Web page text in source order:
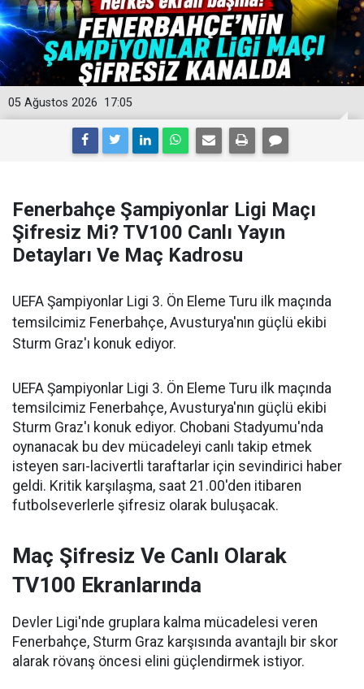
17:05
05 Ağustos 2026
Fenerbahçe Şampiyonlar Ligi Maçı
Şifresiz Mi? TV100 Canlı Yayın
Detayları Ve Maç Kadrosu
UEFA Şampiyonlar Ligi 3. Ön Eleme Turu ilk maçında
temsilcimiz Fenerbahçe, Avusturya'nın güçlü ekibi
Sturm Graz'ı konuk ediyor.
UEFA Şampiyonlar Ligi 3. Ön Eleme Turu ilk maçında
temsilcimiz Fenerbahçe, Avusturya'nın güçlü ekibi
Sturm Graz'ı konuk ediyor. Chobani Stadyumu'nda
oynanacak bu dev mücadeleyi canlı takip etmek
isteyen sarı-lacivertli taraftarlar için sevindirici haber
geldi. Kritik karşılaşma, saat 21.00'den itibaren
futbolseverlerle şifresiz olarak buluşacak.
Maç Şifresiz Ve Canlı Olarak
TV100 Ekranlarında
Devler Ligi'nde gruplara kalma mücadelesi veren
Fenerbahçe, Sturm Graz karşısında avantajlı bir skor
alarak rövanş öncesi elini güçlendirmek istiyor.